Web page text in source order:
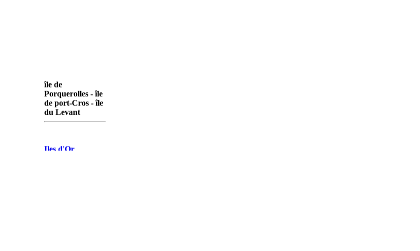
île de
Porquerolles - île
de port-Cros - île
du Levant
Iles d'Or